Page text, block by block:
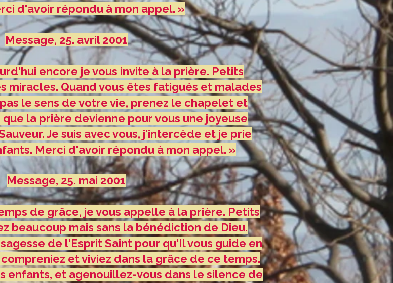
d'avoir répondu à mon appel. »
Message, 25. avril 2001
encore je vous invite à la prière. Petits
miracles. Quand vous êtes fatigués et malades
le sens de votre vie, prenez le chapelet et
la prière devienne pour vous une joyeuse
Je suis avec vous, j'intercède et je prie
Merci d'avoir répondu à mon appel. »
Message, 25. mai 2001
de grâce, je vous appelle à la prière. Petits
beaucoup mais sans la bénédiction de Dieu.
de l'Esprit Saint pour qu'Il vous guide en
et viviez dans la grâce de ce temps.
enfants, et agenouillez-vous dans le silence de